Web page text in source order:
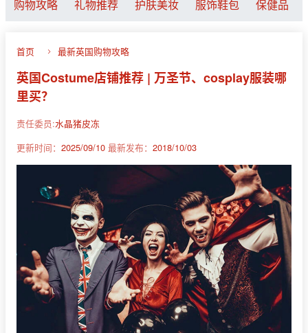
购物攻略 礼物推荐 护肤美妆 服饰鞋包 保健品
首页 最新英国购物攻略
英国Costume店铺推荐 | 万圣节、cosplay服装哪
里买？
责任委员:水晶猪皮冻
更新时间： 2025/09/10 最新发布： 2018/10/03